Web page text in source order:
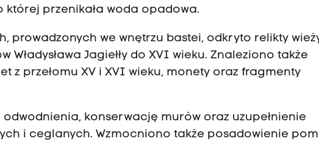
przenikała woda opadowa.
prowadzonych we wnętrzu bastei, odkryto relikty
Jagiełły do XVI wieku. Znaleziono także
z przełomu XV i XVI wieku, monety oraz fragmenty
konserwację murów oraz uzupełnienie
i ceglanych. Wzmocniono także posadowienie